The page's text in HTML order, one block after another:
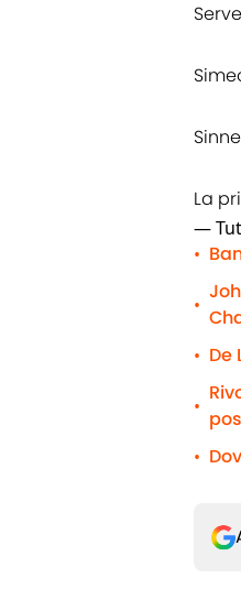
La
—
•
•
• De
•
•